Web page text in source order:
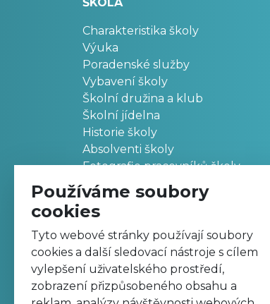
Charakteristika školy
Výuka
Poradenské služby
Vybavení školy
Školní družina a klub
Školní jídelna
Historie školy
Absolventi školy
Fotografie pracovníků školy
Základní škola, Trutnov,
Používáme soubory
cookies
Tyto webové stránky používají soubory
cookies a další sledovací nástroje s cílem
vylepšení uživatelského prostředí,
zobrazení přizpůsobeného obsahu a